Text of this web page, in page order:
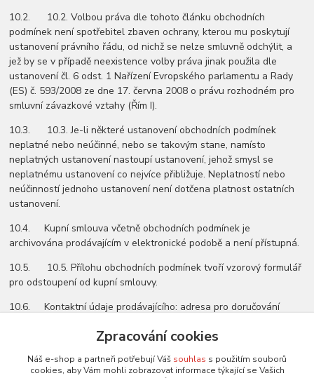
10.2. 10.2. Volbou práva dle tohoto článku obchodních
podmínek není spotřebitel zbaven ochrany, kterou mu poskytují
ustanovení právního řádu, od nichž se nelze smluvně odchýlit, a
jež by se v případě neexistence volby práva jinak použila dle
ustanovení čl. 6 odst. 1 Nařízení Evropského parlamentu a Rady
(ES) č. 593/2008 ze dne 17. června 2008 o právu rozhodném pro
smluvní závazkové vztahy (Řím I).
10.3. 10.3. Je-li některé ustanovení obchodních podmínek
neplatné nebo neúčinné, nebo se takovým stane, namísto
neplatných ustanovení nastoupí ustanovení, jehož smysl se
neplatnému ustanovení co nejvíce přibližuje. Neplatností nebo
neúčinností jednoho ustanovení není dotčena platnost ostatních
ustanovení.
10.4. Kupní smlouva včetně obchodních podmínek je
archivována prodávajícím v elektronické podobě a není přístupná.
10.5. 10.5. Přílohu obchodních podmínek tvoří vzorový formulář
pro odstoupení od kupní smlouvy.
10.6. Kontaktní údaje prodávajícího: adresa pro doručování
………………dne………………
Zpracování cookies
Náš e-shop a partneři potřebují Váš souhlas s použitím souborů
cookies, aby Vám mohli zobrazovat informace týkající se Vašich